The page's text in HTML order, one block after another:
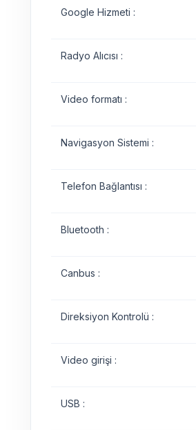
Google Hizmeti :
Radyo Alıcısı :
Video formatı :
Navigasyon Sistemi :
Telefon Bağlantısı :
Bluetooth :
Canbus :
Direksiyon Kontrolü :
Video girişi :
USB :